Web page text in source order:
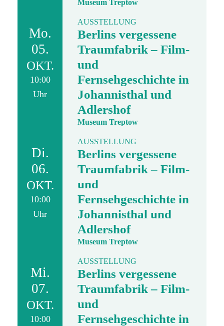
Museum Treptow
Mo.
05.
OKT.
10:00
Uhr
AUSSTELLUNG
Berlins vergessene
Traumfabrik – Film-
und
Fernsehgeschichte in
Johannisthal und
Adlershof
Museum Treptow
Di.
06.
OKT.
10:00
Uhr
AUSSTELLUNG
Berlins vergessene
Traumfabrik – Film-
und
Fernsehgeschichte in
Johannisthal und
Adlershof
Museum Treptow
Mi.
07.
OKT.
10:00
AUSSTELLUNG
Berlins vergessene
Traumfabrik – Film-
und
Fernsehgeschichte in